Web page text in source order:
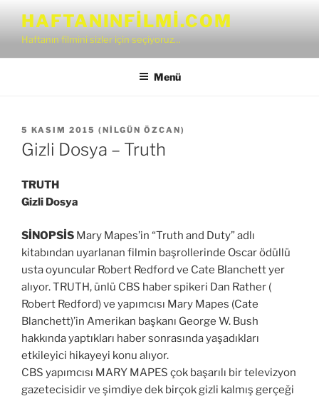
HAFTANINFILMI.COM
Haftanın filmini sizler için seçiyoruz…
Menü
YAYIM
TARIHI
5 KASIM 2015 ( NILGÜN ÖZCAN)
Gizli Dosya – Truth
TRUTH
Gizli Dosya
SİNOPSİS Mary Mapes’in “Truth and Duty” adlı
kitabından uyarlanan filmin başrollerinde Oscar ödüllü
usta oyuncular Robert Redford ve Cate Blanchett yer
alıyor. TRUTH, ünlü CBS haber spikeri Dan Rather (
Robert Redford) ve yapımcısı Mary Mapes (Cate
Blanchett)’in Amerikan başkanı George W. Bush
hakkında yaptıkları haber sonrasında yaşadıkları
etkileyici hikayeyi konu alıyor.
CBS yapımcısı MARY MAPES çok başarılı bir televizyon
gazetecisidir ve şimdiye dek birçok gizli kalmış gerçeği